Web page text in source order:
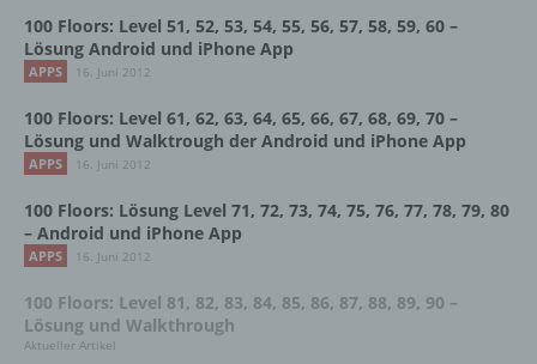
100 Floors: Level 51, 52, 53, 54, 55, 56, 57, 58, 59, 60 –
Lösung Android und iPhone App
APPS 16. Juni 2012
100 Floors: Level 61, 62, 63, 64, 65, 66, 67, 68, 69, 70 –
Lösung und Walktrough der Android und iPhone App
APPS 16. Juni 2012
100 Floors: Lösung Level 71, 72, 73, 74, 75, 76, 77, 78, 79, 80
– Android und iPhone App
APPS 16. Juni 2012
100 Floors: Level 81, 82, 83, 84, 85, 86, 87, 88, 89, 90 –
Lösung und Walkthrough
Aktueller Artikel
ist in allen gängigen Internetbrowsern möglich.
Deaktiviert die betroffene Person die Setzung von
Cookies in dem genutzten Internetbrowser, sind
Internetseite vollumfänglich nutzbar.
Erfassung von allgemeinen Daten und Informationen
Die Internetseite erfasst mit jedem Aufruf der
automatisiertes System eine Reihe von
allgemeinen Daten und Informationen. Diese
allgemeinen Daten und Informationen werden in